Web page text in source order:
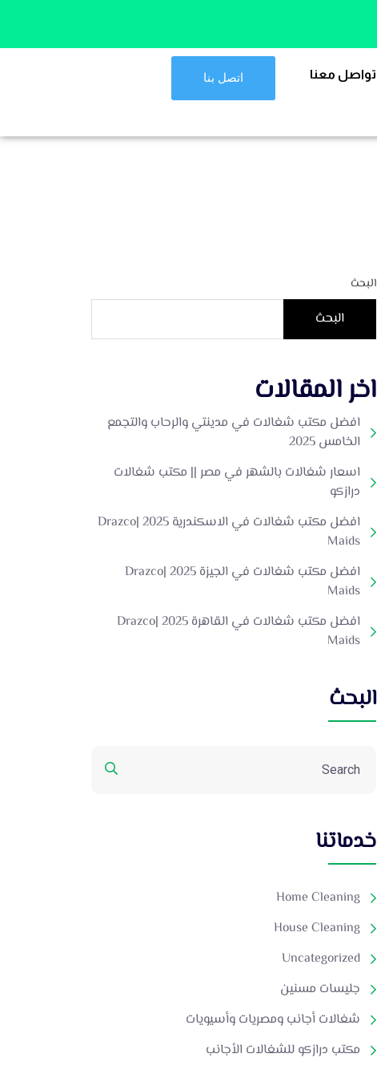
تواصل معنا اتصل بنا
البحث
البحث
اخر المقالات
افضل مكتب شغالات في مدينتي والرحاب والتجمع
الخامس 2025
اسعار شغالات بالشهر في مصر || مكتب شغالات
درازكو
افضل مكتب شغالات في الاسكندرية 2025 |Drazco
Maids
افضل مكتب شغالات في الجيزة 2025 |Drazco
Maids
افضل مكتب شغالات في القاهرة 2025 |Drazco
Maids
البحث
خدماتنا
Home Cleaning
House Cleaning
Uncategorized
جليسات مسنين
شغالات أجانب ومصريات وأسيويات
مكتب درازكو للشغالات الأجانب